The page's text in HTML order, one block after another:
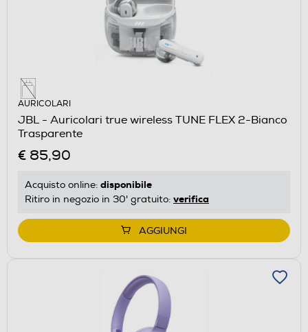
AURICOLARI
JBL - Auricolari true wireless TUNE FLEX 2-Bianco
Trasparente
€ 85,90
Acquisto online: disponibile
Ritiro in negozio in 30' gratuito: verifica
AGGIUNGI